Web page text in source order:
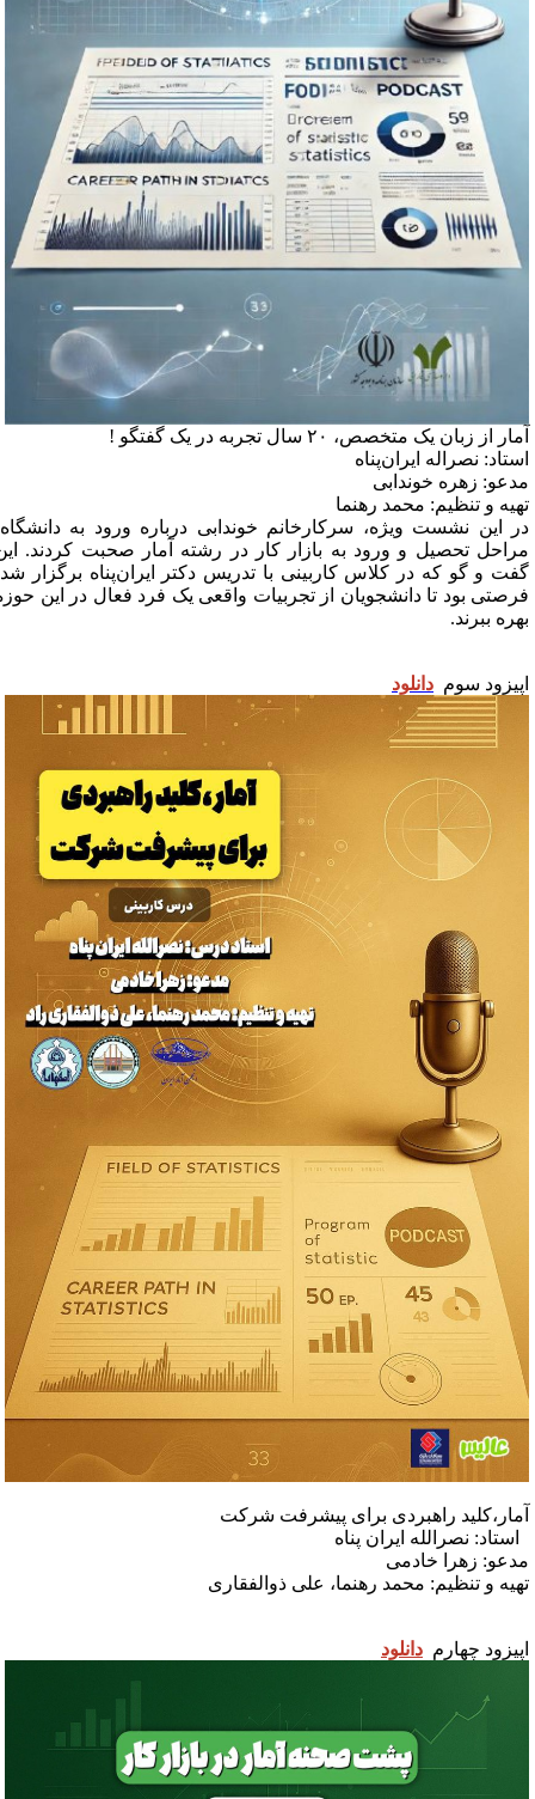
از زبان یک متخصص، ۲۰ سال تجربه در یک گفتگو !
نصراله ایران‌پناه
زهره خوندابی
و تنظیم: محمد رهنما
این نشست ویژه، سرکارخانم خوندابی درباره ورود به دانشگاه،
تحصیل و ورود به بازار کار در رشته آمار صحبت کردند. این
و گو که در کلاس کاربینی با تدریس دکتر ایران‌پناه برگزار شد؛
بود تا دانشجویان از تجربیات واقعی یک فرد فعال در این حوزه
ببرند.
سومدانلود
راهبردی برای پیشرفت شرکت
نصرالله ایران پناه
زهرا خادمی
و تنظیم: محمد رهنما، علی ذوالفقاری
چهارمدانلود